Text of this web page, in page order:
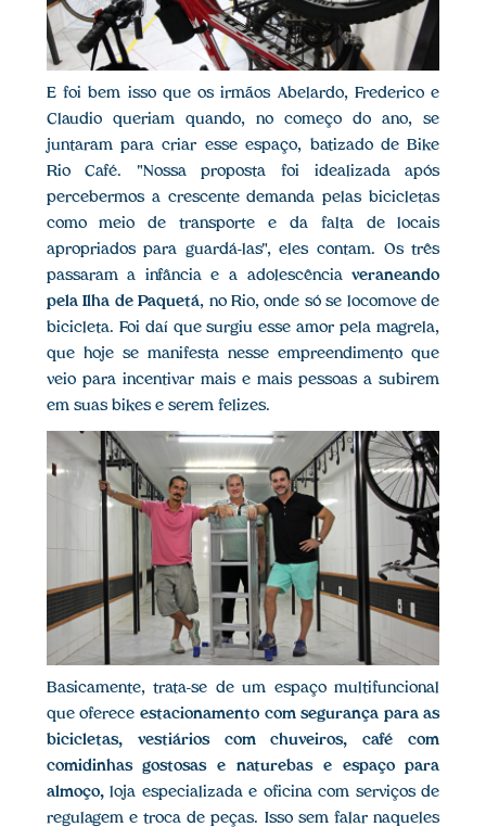
E foi bem isso que os irmãos Abelardo, Frederico e
Claudio queriam quando, no começo do ano, se
juntaram para criar esse espaço, batizado de Bike
Rio Café. "Nossa proposta foi idealizada após
percebermos a crescente demanda pelas bicicletas
como meio de transporte e da falta de locais
apropriados para guardá-las", eles contam. Os três
passaram a infância e a adolescênciaveraneando
pela Ilha de Paquetá, no Rio, onde só se locomove de
bicicleta. Foi daí que surgiu esse amor pela magrela,
que hoje se manifesta nesse empreendimento que
veio para incentivar mais e mais pessoas a subirem
em suas bikes e serem felizes.
Basicamente, trata-se de um espaço multifuncional
que oferece estacionamento com segurança para as
bicicletas, vestiários com chuveiros, café com
comidinhas gostosas e naturebas e espaço para
almoço,loja especializada e oficina com serviços de
regulagem e troca de peças. Isso sem falar naqueles